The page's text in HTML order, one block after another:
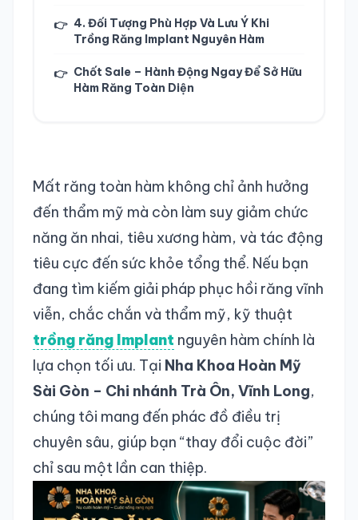
👉 4. Đối Tượng Phù Hợp Và Lưu Ý Khi
Trồng Răng Implant Nguyên Hàm
👉 Chốt Sale – Hành Động Ngay Để Sở Hữu
Hàm Răng Toàn Diện
Mất răng toàn hàm không chỉ ảnh hưởng
đến thẩm mỹ mà còn làm suy giảm chức
năng ăn nhai, tiêu xương hàm, và tác động
tiêu cực đến sức khỏe tổng thể. Nếu bạn
đang tìm kiếm giải pháp phục hồi răng vĩnh
viễn, chắc chắn và thẩm mỹ, kỹ thuật
trồng răng Implant nguyên hàm chính là
lựa chọn tối ưu. Tại Nha Khoa Hoàn Mỹ
Sài Gòn – Chi nhánh Trà Ôn, Vĩnh Long,
chúng tôi mang đến phác đồ điều trị
chuyên sâu, giúp bạn “thay đổi cuộc đời”
chỉ sau một lần can thiệp.